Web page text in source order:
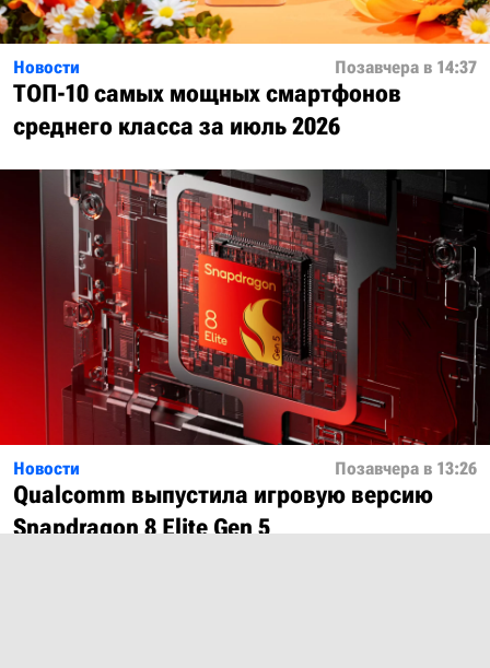
Новости Позавчера в 14:37
ТОП-10 самых мощных смартфонов
среднего класса за июль 2026
Новости Позавчера в 13:26
Qualcomm выпустила игровую версию
Snapdragon 8 Elite Gen 5